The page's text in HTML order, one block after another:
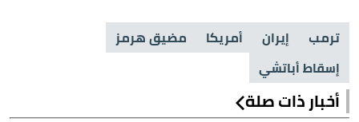
ترمب إيران أمريكا
مضيق هرمز
إسقاط أباتشي
أخبار ذات صلة